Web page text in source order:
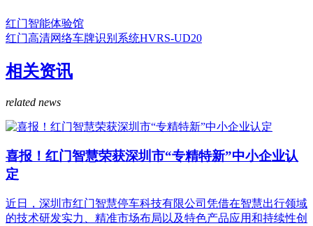
红门智能体验馆
红门高清网络车牌识别系统HVRS-UD20
相关资讯
related news
喜报！红门智慧荣获深圳市“专精特新”中小企业认
定
近日，深圳市红门智慧停车科技有限公司凭借在智慧出行领域
的技术研发实力、精准市场布局以及特色产品应用和持续性创